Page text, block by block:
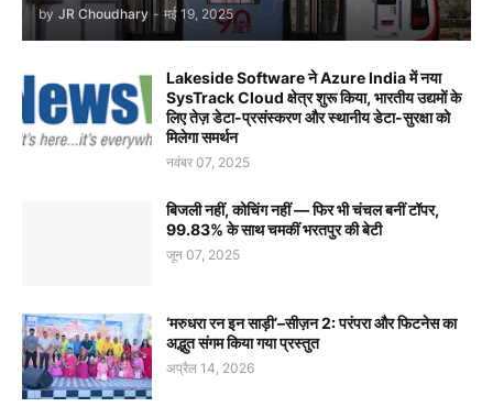
by JR Choudhary - मई 19, 2025
Lakeside Software ने Azure India में नया
SysTrack Cloud क्षेत्र शुरू किया, भारतीय उद्यमों के
लिए तेज़ डेटा-प्रसंस्करण और स्थानीय डेटा-सुरक्षा को
मिलेगा समर्थन
नवंबर 07, 2025
बिजली नहीं, कोचिंग नहीं — फिर भी चंचल बनीं टॉपर,
99.83% के साथ चमकीं भरतपुर की बेटी
जून 07, 2025
‘मरुधरा रन इन साड़ी’–सीज़न 2: परंपरा और फिटनेस का
अद्भुत संगम किया गया प्रस्तुत
अप्रैल 14, 2026